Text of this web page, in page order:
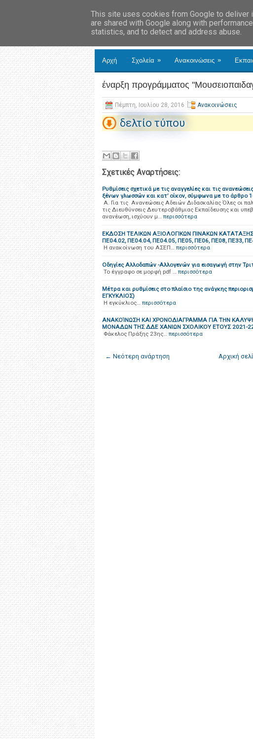
Αρχή Σχολεία » Ανακοινώσεις »
έναρξη προγράμματος
Πέμπτη, Ιουλίου 28, 2016 Ανακοινώσεις
δελτίο τύπου
Σχετικές Αναρτήσεις:
Ρυθμίσεις σχετικά με τις αναγγελίες και τις
ξένων γλωσσών και κατ’ οίκον, σύμφωνα με το
Α. Για τις Ανανεώσεις Αδειών Διδασκαλίας Όλες οι
τις Διευθύνσεις Δευτεροβάθμιας Εκπαίδευσης και
ανανέωση, ισχύουν μ… περισσότερα
ΕΚΔΟΣΗ ΤΕΛΙΚΩΝ ΑΞΙΟΛΟΓΙΚΩΝ ΠΙΝΑΚΩΝ
ΠΕ04.02, ΠΕ04.04, ΠΕ04.05, ΠΕ05, ΠΕ06, ΠΕ08, ΠΕ33,
Η ανακοίνωση του ΑΣΕΠ… περισσότερα
Οδηγίες Αλλοδαπών -Αλλογενών για εισαγωγή στην
Το έγγραφο σε μορφή pdf … περισσότερα
Μέτρα και ρυθμίσεις στο πλαίσιο της ανάγκης
ΕΓΚΥΚΛΙΟΣ)
Η εγκύκλιος… περισσότερα
ΑΝΑΚΟΊΝΩΣΗ ΚΑΙ ΧΡΟΝΟΔΙΑΓΡΑΜΜΑ ΓΙΑ ΤΗΝ
ΜΟΝΑΔΩΝ ΤΗΣ ΔΔΕ ΧΑΝΙΩΝ ΣΧΟΛΙΚΟΥ ΕΤΟΥΣ 2021-
Φάκελος Πράξης 23ης… περισσότερα
← Νεότερη ανάρτηση Αρχική
This site uses cookies from Google to deliver
are shared with Google along with
statistics, and to detect and address abuse.